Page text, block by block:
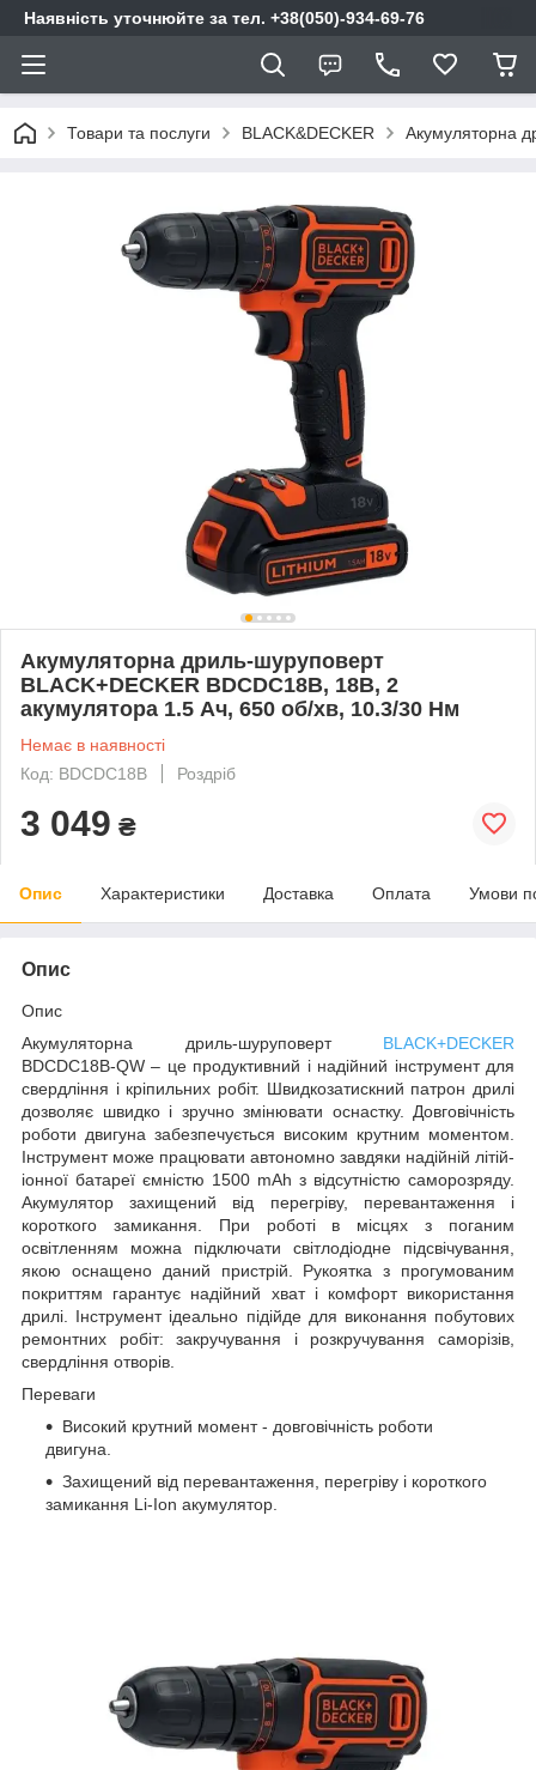
Наявність уточнюйте за тел. +38(050)-934-69-76
Товари та послуги BLACK&DECKER Акумуляторна
Акумуляторна дриль-шуруповерт
BLACK+DECKER BDCDC18B, 18В, 2
акумулятора 1.5 Ач, 650 об/хв, 10.3/30 Нм
Немає в наявності
Код: BDCDC18B
Роздріб
3 049 ₴
Опис Характеристики Доставка Оплата Умови
Опис
Опис
Акумуляторна дриль-шуруповерт BLACK+DECKER
BDCDC18B-QW – це продуктивний і надійний інструмент для
свердління і кріпильних робіт. Швидкозатискний патрон дрилі
дозволяє швидко і зручно змінювати оснастку. Довговічність
роботи двигуна забезпечується високим крутним моментом.
Інструмент може працювати автономно завдяки надійній літій-
іонної батареї ємністю 1500 mAh з відсутністю саморозряду.
Акумулятор захищений від перегріву, перевантаження і
короткого замикання. При роботі в місцях з поганим
освітленням можна підключати світлодіодне підсвічування,
якою оснащено даний пристрій. Рукоятка з прогумованим
покриттям гарантує надійний хват і комфорт використання
дрилі. Інструмент ідеально підійде для виконання побутових
ремонтних робіт: закручування і розкручування саморізів,
свердління отворів.
Переваги
Високий крутний момент - довговічність роботи
двигуна.
Захищений від перевантаження, перегріву і короткого
замикання Li-Ion акумулятор.